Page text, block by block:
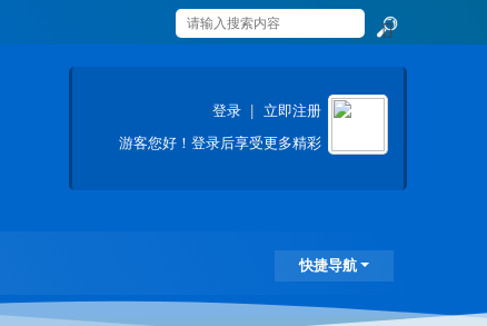
索
登录
立即注册
游客您好！登录后享受更多精彩
快捷导航